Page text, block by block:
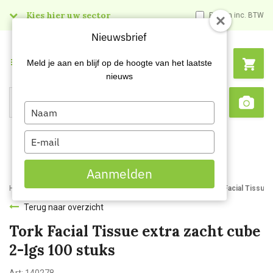
Kies hier uw sector Prijzen inc. BTW
Search
Menu
Home Webshop Hygienepapier Overig hygiënepapier Tork Facial Tissue
Terug naar overzicht
Tork Facial Tissue extra zacht cube
2-lgs 100 stuks
Nieuwsbrief
Meld je aan en blijf op de hoogte van het laatste
nieuws
Type
your
name
Type
your
email
Aanmelden